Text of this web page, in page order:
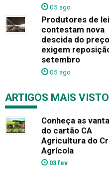
05 ago
Produtores de
contestam nova
descida do
exigem
setembro
05 ago
ARTIGOS MAIS
Conheça as
do cartão CA
Agricultura do
Agrícola
03 fev